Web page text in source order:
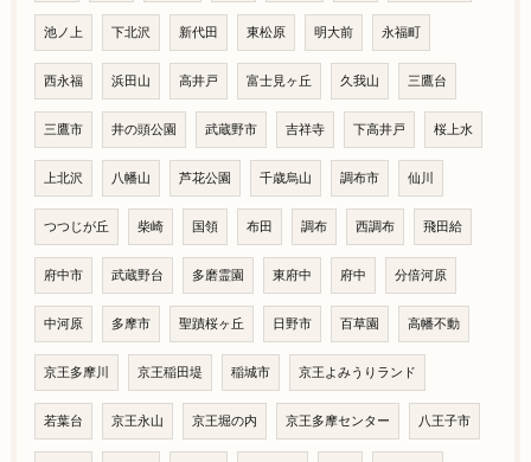
池ノ上 下北沢 新代田 東松原 明大前 永福町
西永福 浜田山 高井戸 富士見ヶ丘 久我山 三鷹台
三鷹市 井の頭公園 武蔵野市 吉祥寺 下高井戸 桜上水
上北沢 八幡山 芦花公園 千歳烏山 調布市 仙川
つつじが丘 柴崎 国領 布田 調布 西調布 飛田給
府中市 武蔵野台 多磨霊園 東府中 府中 分倍河原
中河原 多摩市 聖蹟桜ヶ丘 日野市 百草園 高幡不動
京王多摩川 京王稲田堤 稲城市 京王よみうりランド
若葉台 京王永山 京王堀の内 京王多摩センター 八王子市